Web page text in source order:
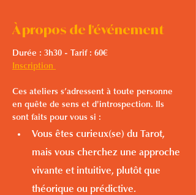
À propos de l'événement
Durée : 3h30 - Tarif : 60€
Inscription
Ces ateliers s’adressent à toute personne
en quête de sens et d'introspection. Ils
sont faits pour vous si :
Vous êtes curieux(se) du Tarot,
mais vous cherchez une approche
vivante et intuitive, plutôt que
théorique ou prédictive.